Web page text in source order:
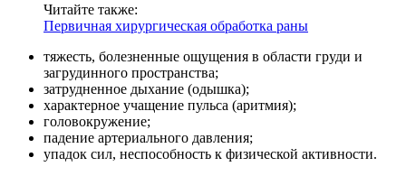
Читайте также:
Первичная хирургическая обработка раны
тяжесть, болезненные ощущения в области груди и
загрудинного пространства;
затрудненное дыхание (одышка);
характерное учащение пульса (аритмия);
головокружение;
падение артериального давления;
упадок сил, неспособность к физической активности.